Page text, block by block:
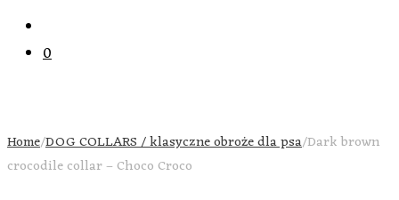
0
Home/DOG COLLARS / klasyczne obroże dla psa/Dark brown
crocodile collar – Choco Croco